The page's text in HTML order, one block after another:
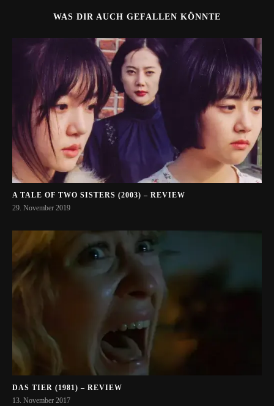
WAS DIR AUCH GEFALLEN KÖNNTE
A TALE OF TWO SISTERS (2003) – REVIEW
29. November 2019
DAS TIER (1981) – REVIEW
13. November 2017